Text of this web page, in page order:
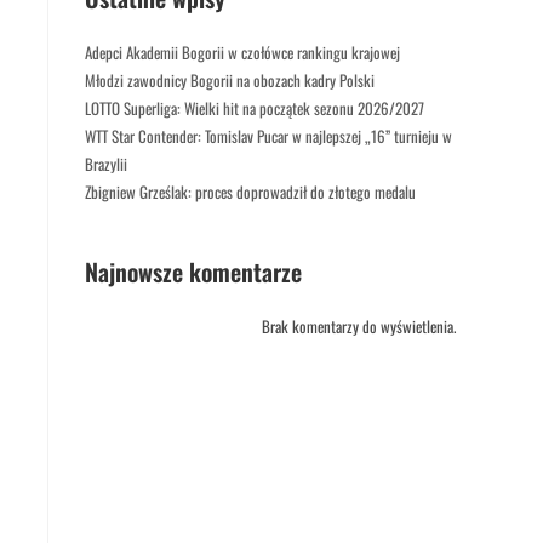
Adepci Akademii Bogorii w czołówce rankingu krajowej
Młodzi zawodnicy Bogorii na obozach kadry Polski
LOTTO Superliga: Wielki hit na początek sezonu 2026/2027
WTT Star Contender: Tomislav Pucar w najlepszej „16” turnieju w
Brazylii
Zbigniew Grześlak: proces doprowadził do złotego medalu
Najnowsze komentarze
Brak komentarzy do wyświetlenia.